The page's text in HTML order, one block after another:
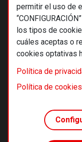
permitir el uso de
los tipos de
cuáles aceptas o
cookies optativas
Política de
Política de cookies
© 2026